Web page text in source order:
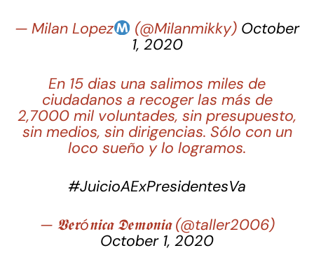
— Milan Lopez (@Milanmikky) October
1, 2020
En 15 dias una salimos miles de
ciudadanos a recoger las más de
2,7000 mil voluntades, sin presupuesto,
sin medios, sin dirigencias. Sólo con un
loco sueño y lo logramos.
#JuicioAExPresidentesVa
— 𝖁𝖊𝖗ó𝖓𝖎𝖈𝖆 𝕯𝖊𝖒𝖔𝖓𝖎𝖆 (@taller2006)
October 1, 2020